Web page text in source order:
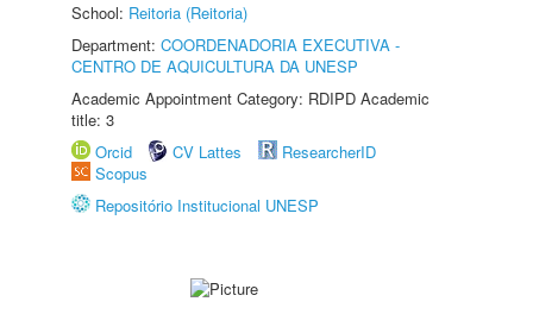
School: Reitoria (Reitoria)
Department: COORDENADORIA EXECUTIVA -
CENTRO DE AQUICULTURA DA UNESP
Academic Appointment Category: RDIPD Academic
title: 3
Orcid
CV Lattes
ResearcherID
Scopus
Repositório Institucional UNESP